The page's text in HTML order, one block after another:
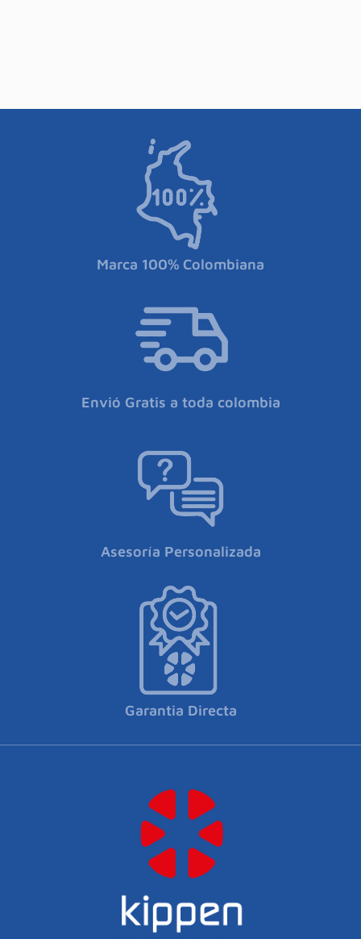
Marca 100% Colombiana
Envió Gratis a toda colombia
Asesoría Personalizada
Garantia Directa